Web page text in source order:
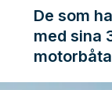
De som
med sina